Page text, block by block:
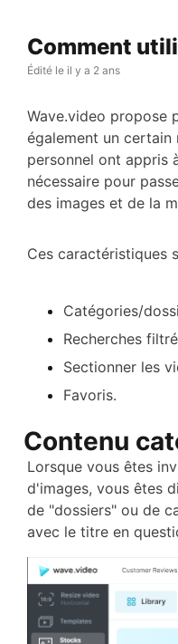
Comment
Édité le il y a 2 ans
Wave.video propose
également un
personnel ont appris
nécessaire pour
des images et de la
Ces caractéristiques
Catégories/
Recherches
Sectionner les
Favoris.
Contenu
Lorsque vous êtes
d'images, vous êtes
de "dossiers" ou de
avec le titre en